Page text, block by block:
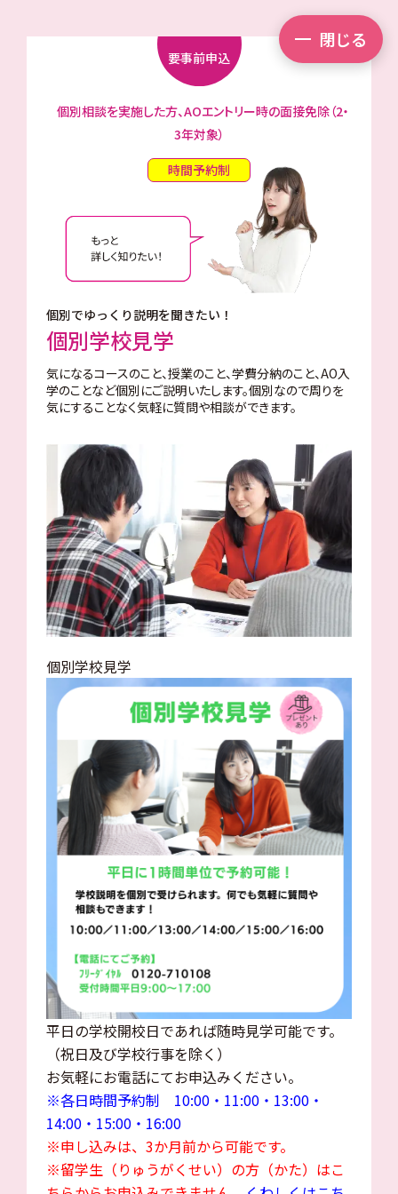
閉じる
要事前申込
個別相談を実施した方、AOエントリー時の面接免除（2・
3年対象）
時間予約制
個別でゆっくり説明を聞きたい！
個別学校見学
気になるコースのこと、授業のこと、学費分納のこと、AO入
学のことなど個別にご説明いたします。個別なので周りを
気にすることなく気軽に質問や相談ができます。
個別学校見学
平日の学校開校日であれば随時見学可能です。
（祝日及び学校行事を除く）
お気軽にお電話にてお申込みください。
※各日時間予約制 10:00・11:00・13:00・
14:00・15:00・16:00
※申し込みは、3か月前から可能です。
※留学生（りゅうがくせい）の方（かた）はこ